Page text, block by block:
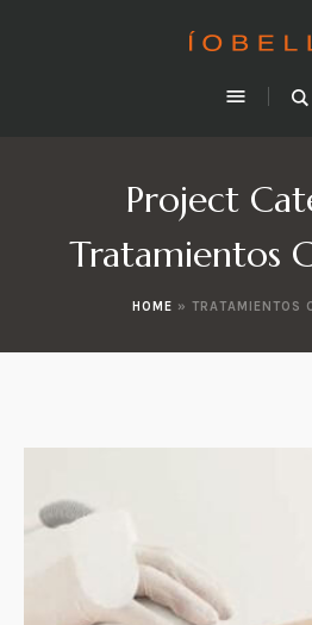
Project
Tratamientos
HOME » TRATAMIENTOS